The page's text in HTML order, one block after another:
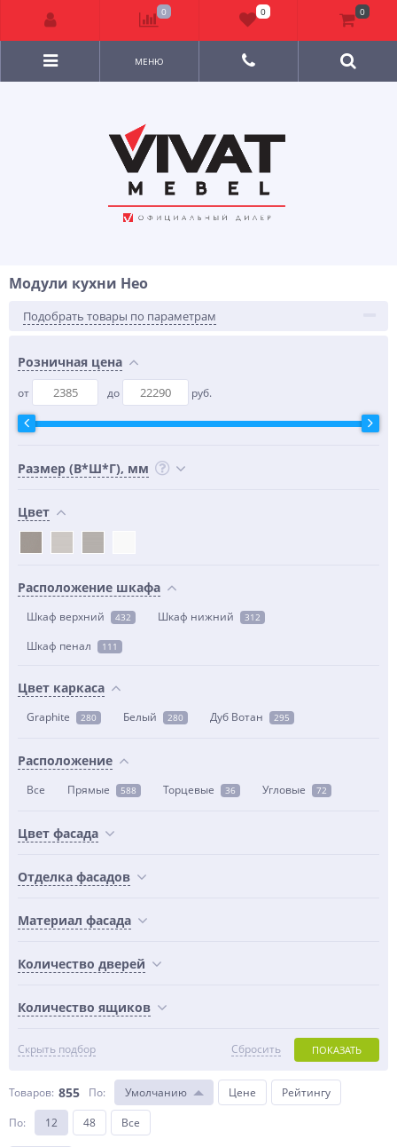
МЕНЮ
Модули кухни Нео
Подобрать товары по параметрам
Розничная цена
от до руб.
Размер (В*Ш*Г), мм
Цвет
Расположение шкафа
Шкаф верхний 432 Шкаф нижний 312
Шкаф пенал 111
Цвет каркаса
Graphite 280 Белый 280 Дуб Вотан 295
Расположение
Все Прямые 588 Торцевые 36 Угловые 72
Цвет фасада
Отделка фасадов
Материал фасада
Количество дверей
Количество ящиков
Скрыть подбор ПОКАЗАТЬ
Сбросить
Товаров: 855 По: Умолчанию Цене
Рейтингу
По: 12 48 Все
0 0 0